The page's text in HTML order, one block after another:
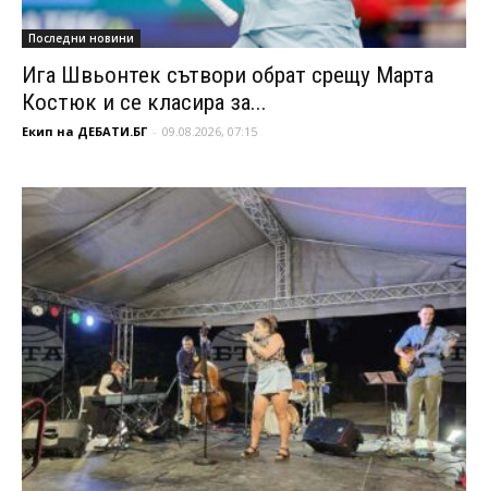
Последни новини
Ига Швьонтек сътвори обрат срещу Марта
Костюк и се класира за...
Екип на ДЕБАТИ.БГ - 09.08.2026, 07:15